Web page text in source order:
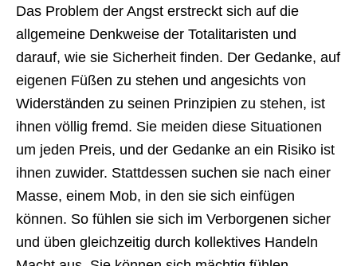
Das Problem der Angst erstreckt sich auf die
allgemeine Denkweise der Totalitaristen und
darauf, wie sie Sicherheit finden. Der Gedanke, auf
eigenen Füßen zu stehen und angesichts von
Widerständen zu seinen Prinzipien zu stehen, ist
ihnen völlig fremd. Sie meiden diese Situationen
um jeden Preis, und der Gedanke an ein Risiko ist
ihnen zuwider. Stattdessen suchen sie nach einer
Masse, einem Mob, in den sie sich einfügen
können. So fühlen sie sich im Verborgenen sicher
und üben gleichzeitig durch kollektives Handeln